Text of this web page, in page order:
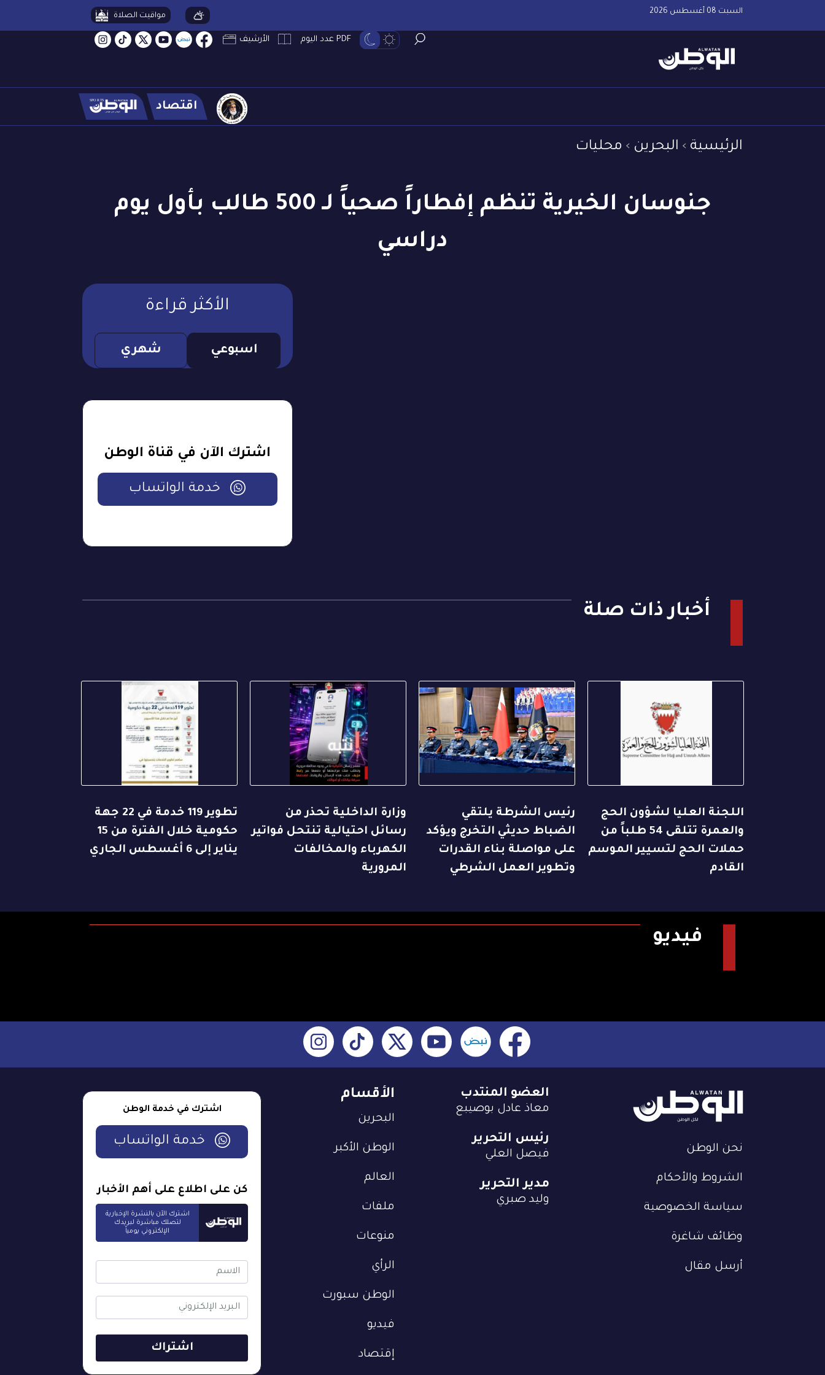
السبت 08 أغسطس 2026 مواقيت الصلاة
PDF عدد اليوم الأرشيف
اقتصاد
الرئيسية البحرين محليات
جنوسان الخيرية تنظم إفطاراً صحياً لـ 500 طالب بأول يوم
دراسي
الأكثر قراءة
اسبوعي شهري
اشترك الآن في قناة الوطن
خدمة الواتساب
أخبار ذات صلة
اللجنة العليا لشؤون الحج
والعمرة تتلقى 54 طلباً من
حملات الحج لتسيير الموسم
القادم
رئيس الشرطة يلتقي
الضباط حديثي التخرج ويؤكد
على مواصلة بناء القدرات
وتطوير العمل الشرطي
وزارة الداخلية تحذر من
رسائل احتيالية تنتحل فواتير
الكهرباء والمخالفات
المرورية
تطوير 119 خدمة في 22 جهة
حكومية خلال الفترة من 15
يناير إلى 6 أغسطس الجاري
فيديو
نحن الوطن
الشروط والأحكام
سياسة الخصوصية
وظائف شاغرة
أرسل مقال
الأقسام
البحرين
الوطن الأكبر
العالم
ملفات
منوعات
الرأي
الوطن سبورت
فيديو
إقتصاد
العضو المنتدب
معاذ عادل بوصيبع
رئيس التحرير
فيصل العلي
مدير التحرير
وليد صبري
اشترك في خدمة الوطن
خدمة الواتساب
كن على اطلاع على أهم الأخبار
اشترك الآن بالنشرة الإخبارية
لتصلك مباشرة لبريدك
الإلكتروني يومياً
اشتراك